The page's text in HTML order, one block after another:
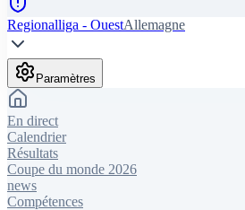
Regionalliga - OuestAllemagne
Paramètres
En direct
Calendrier
Résultats
Coupe du monde 2026
news
Compétences